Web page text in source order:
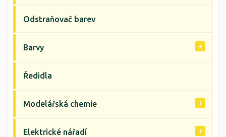
Odstraňovač barev
Barvy
Ředidla
Modelářská chemie
Elektrické nářadí